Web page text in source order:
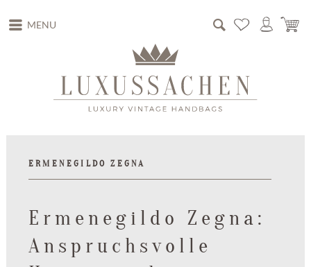
MENU
ERMENEGILDO ZEGNA
Ermenegildo Zegna:
Anspruchsvolle